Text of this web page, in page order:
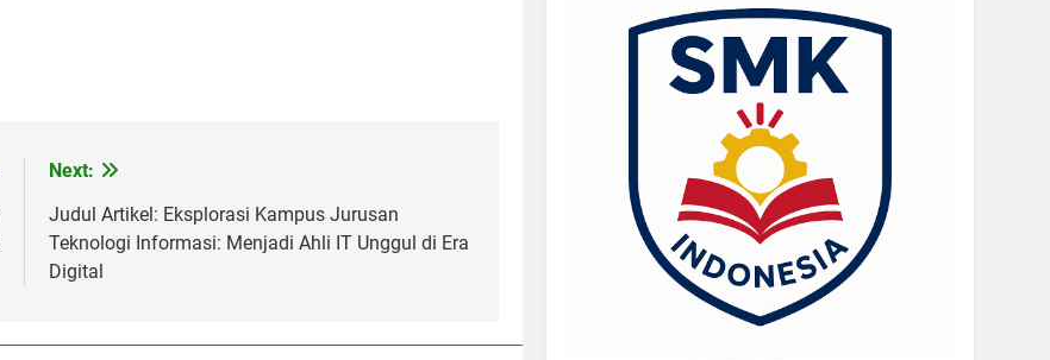
Next:
Judul Artikel: Eksplorasi Kampus Jurusan
Teknologi Informasi: Menjadi Ahli IT Unggul di Era
Digital